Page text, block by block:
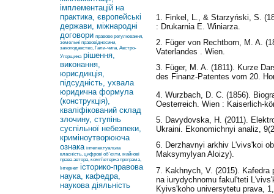
імплементацій на
практика, європейські
держави, міжнародні
договори правове регулювання,
земельні правовідносини,
законодавство, Гали-чина, Австро-
Угорщина рішення,
виконання,
юрисдикція,
підсудність, ухвала
юридична формула
(конструкція),
кваліфікований склад
злочину, ступінь
суспільної небезпеки,
криміноутворююча
ознака інтелектуальна
власність, цифрові об’єкти, майнові
права автора, комп’ютерна програма,
Інтернет історико-правова
наука, кафедра,
наукова діяльність
1. Finkel, L., & Starzyński, S.
: Drukarnia E. Winiarza.
2. Füger von Rechtborn, M. A.
Vaterlandes . Wien.
3. Füger, M. A. (1811). Kurze
des Finanz-Patentes vom 20.
4. Wurzbach, D. C. (1856).
Oesterreich. Wien : Kaiserlich-
5. Davydovska, H. (2011).
Ukraini. Ekonomichnyi analiz,
6. Derzhavnyi arkhiv Lʹvivsʹkoi
Maksymylyan Aloizy).
7. Kakhnych, V. (2015). Kafedra
na iurydychnomu fakulʹteti
Kyivsʹkoho universytetu prava,